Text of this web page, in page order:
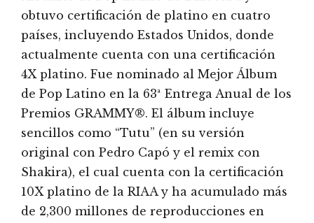
obtuvo certificación de platino en cuatro
países, incluyendo Estados Unidos, donde
actualmente cuenta con una certificación
4X platino. Fue nominado al Mejor Álbum
de Pop Latino en la 63ª Entrega Anual de los
Premios GRAMMY®. El álbum incluye
sencillos como “Tutu” (en su versión
original con Pedro Capó y el remix con
Shakira), el cual cuenta con la certificación
10X platino de la RIAA y ha acumulado más
de 2,300 millones de reproducciones en